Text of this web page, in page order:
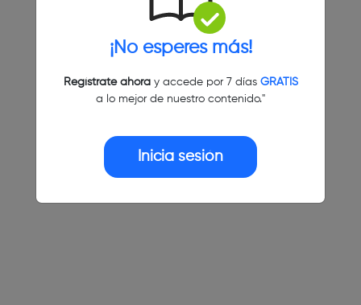
¡No esperes más!
Regístrate ahoray accede por 7 días GRATIS
a lo mejor de nuestro contenido."
Inicia sesión